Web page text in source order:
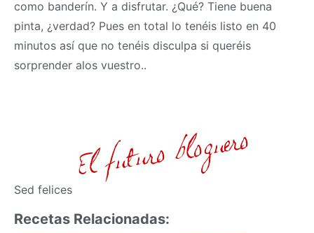
como banderín. Y a disfrutar. ¿Qué? Tiene buena
pinta, ¿verdad? Pues en total lo tenéis listo en 40
minutos así que no tenéis disculpa si queréis
sorprender alos vuestro..
Sed felices
Recetas Relacionadas: